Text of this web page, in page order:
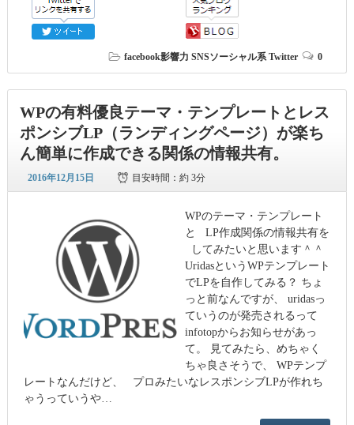
facebook影響力 SNSソーシャル系 Twitter 0
WPの有料優良テーマ・テンプレートとレス
ポンシブLP（ランディングページ）が楽ち
ん簡単に作成できる関係の情報共有。
2016年12月15日 目安時間：約 3分
WPのテーマ・テンプレート
と LP作成関係の情報共有を
してみたいと思います＾＾
UridasというWPテンプレート
でLPを自作してみる？ ちょ
っと前なんですが、 uridasっ
ていうのが発売されるって
infotopからお知らせがあっ
て。 見てみたら、めちゃく
ちゃ良さそうで、 WPテンプ
レートなんだけど、 プロみたいなレスポンシブLPが作れち
ゃうっていうや…